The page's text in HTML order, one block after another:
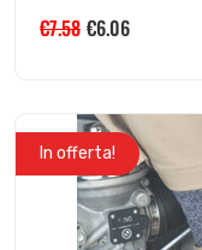
€7.58 €6.06
In offerta!